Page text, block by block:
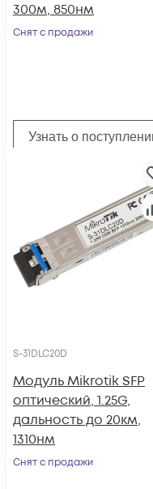
300м, 850нм
Снят с продажи
Узнать о
S-31DLC20D
Модуль Mikrotik SFP
оптический, 1.25G,
дальность до 20км,
1310нм
Снят с продажи